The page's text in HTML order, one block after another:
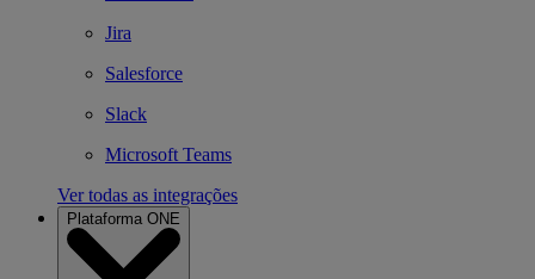
Jira
Salesforce
Slack
Microsoft Teams
Ver todas as integrações
Plataforma ONE